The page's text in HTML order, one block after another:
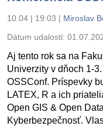
10.04 | 19:03 | Miroslav
Dátum udalosti:
Aj tento rok sa na
Univerzity v dňoch 1-
OSSConf. Príspevky
LATEX, R a ich
Open GIS & Open
Kyberbezpečnosť.